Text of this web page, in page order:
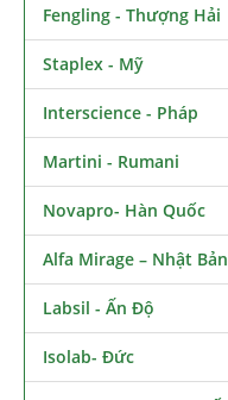
Fengling - Thượng Hải
Staplex - Mỹ
Interscience - Pháp
Martini - Rumani
Novapro- Hàn Quốc
Alfa Mirage – Nhật Bản
Labsil - Ấn Độ
Isolab- Đức